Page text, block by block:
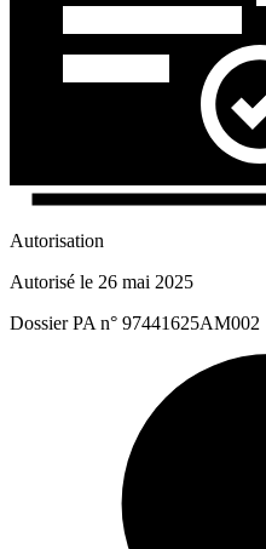
Autorisation
Autorisé le 26 mai 2025
Dossier PA n° 97441625AM002